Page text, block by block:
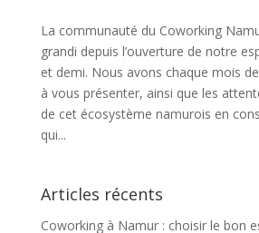
La communauté du Coworking
grandi depuis l’ouverture de notre
et demi. Nous avons chaque mois
à vous présenter, ainsi que les
de cet écosystème namurois en
qui...
Articles récents
Coworking à Namur : choisir le bon